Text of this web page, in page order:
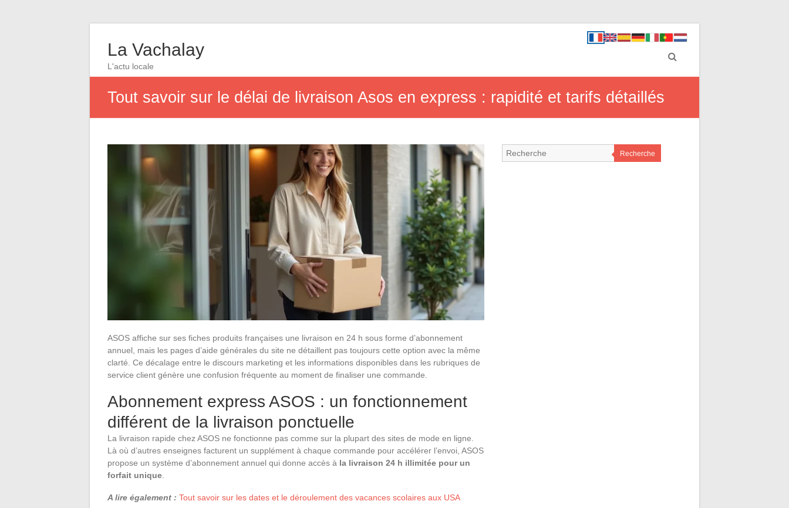
La Vachalay
L'actu locale
Tout savoir sur le délai de livraison Asos en express : rapidité et tarifs détaillés
ASOS affiche sur ses fiches produits françaises une livraison en 24 h sous forme d’abonnement
annuel, mais les pages d’aide générales du site ne détaillent pas toujours cette option avec la même
clarté. Ce décalage entre le discours marketing et les informations disponibles dans les rubriques de
service client génère une confusion fréquente au moment de finaliser une commande.
Abonnement express ASOS : un fonctionnement
différent de la livraison ponctuelle
La livraison rapide chez ASOS ne fonctionne pas comme sur la plupart des sites de mode en ligne.
Là où d’autres enseignes facturent un supplément à chaque commande pour accélérer l’envoi, ASOS
propose un système d’abonnement annuel qui donne accès à la livraison 24 h illimitée pour un
forfait unique
A lire également : Tout savoir sur les dates et le déroulement des vacances scolaires aux USA
Recherche